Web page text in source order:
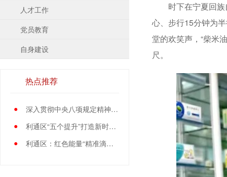
人才工作
党员教育
自身建设
热点推荐
●
深入贯彻中央八项规定精神学习教育中央指导组暨中央层面工作专班总结会议召开
●
利通区“五个提升”打造新时代党员先锋队伍
●
利通区：红色能量“精准滴灌”基层党员
时下在宁夏回族自
心、步行15分钟为
堂的欢笑声，“柴米
尺。